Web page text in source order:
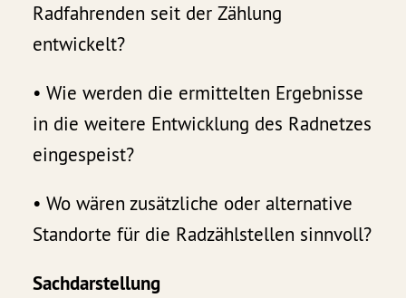
Radfahrenden seit der Zählung
entwickelt?
• Wie werden die ermittelten Ergebnisse
in die weitere Entwicklung des Radnetzes
eingespeist?
• Wo wären zusätzliche oder alternative
Standorte für die Radzählstellen sinnvoll?
Sachdarstellung